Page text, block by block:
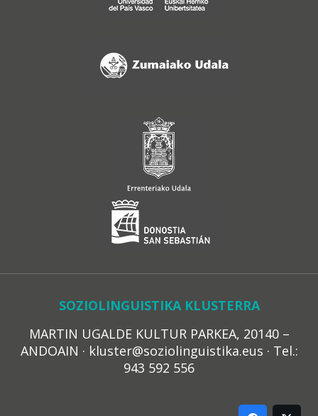
SOZIOLINGUISTIKA KLUSTERRA
MARTIN UGALDE KULTUR PARKEA, 20140 –
ANDOAIN · kluster@soziolinguistika.eus · Tel.:
943 592 556